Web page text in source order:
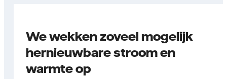
We wekken zoveel mogelijk
hernieuwbare stroom en
warmte op